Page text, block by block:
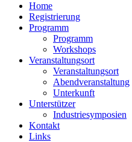
Home
Registrierung
Programm
Programm
Workshops
Veranstaltungsort
Veranstaltungsort
Abendveranstaltung
Unterkunft
Unterstützer
Industriesymposien
Kontakt
Links